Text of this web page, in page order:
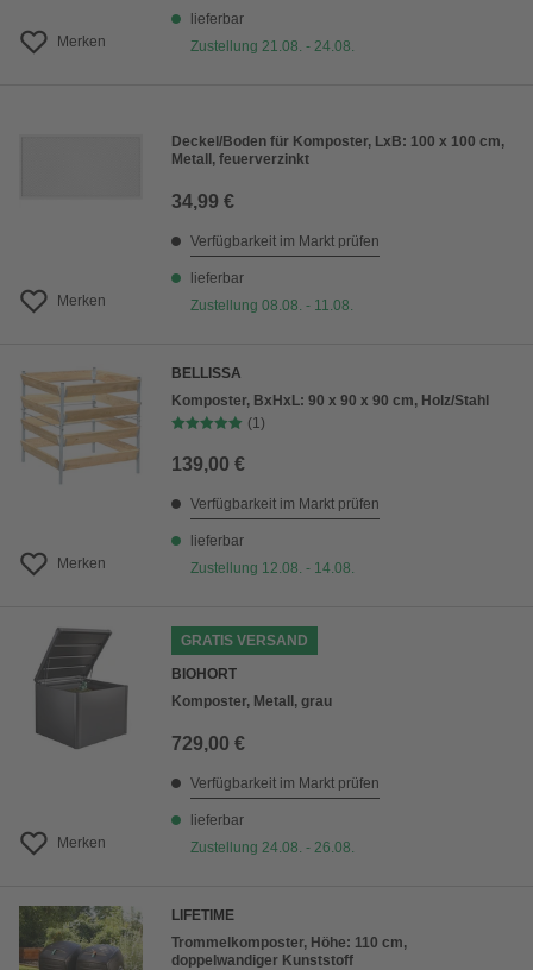
Merken
lieferbar
Zustellung 21.08. - 24.08.
Merken
Deckel/Boden für Komposter, LxB: 100 x 100 cm,
Metall, feuerverzinkt
34,99 €
Verfügbarkeit im Markt prüfen
lieferbar
Zustellung 08.08. - 11.08.
Merken
BELLISSA
Komposter, BxHxL: 90 x 90 x 90 cm, Holz/Stahl
(1)
139,00 €
Verfügbarkeit im Markt prüfen
lieferbar
Zustellung 12.08. - 14.08.
Merken
GRATIS VERSAND
BIOHORT
Komposter, Metall, grau
729,00 €
Verfügbarkeit im Markt prüfen
lieferbar
Zustellung 24.08. - 26.08.
LIFETIME
Trommelkomposter, Höhe: 110 cm,
doppelwandiger Kunststoff